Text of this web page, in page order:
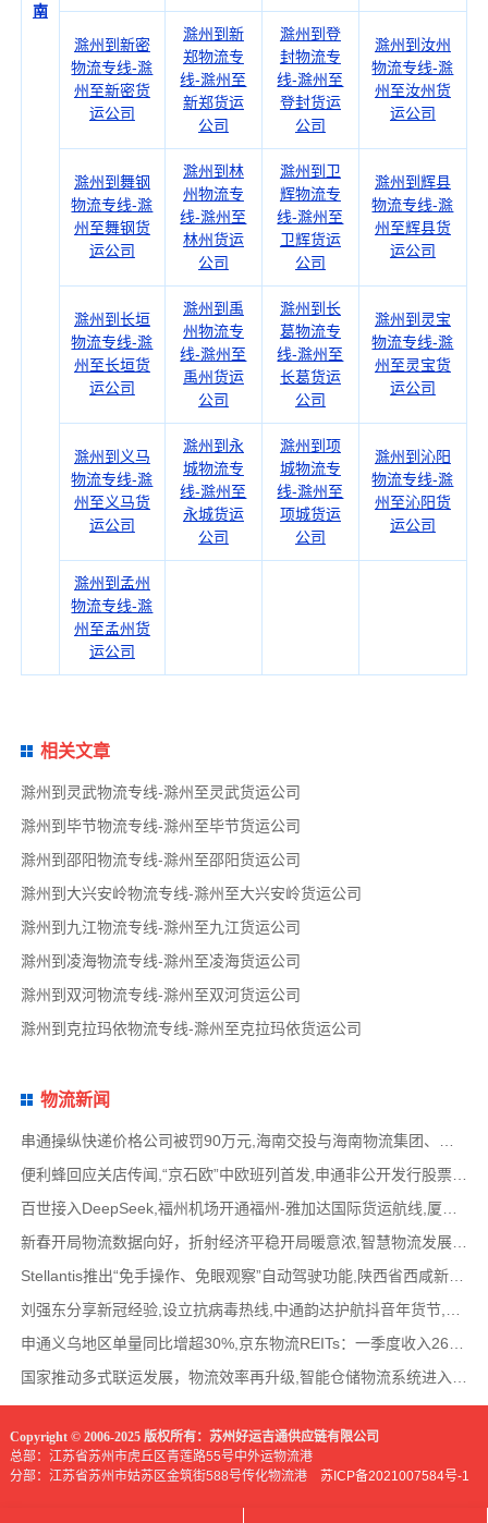
南
滁州到新密
物流专线-滁
州至新密货
运公司
滁州到新
郑物流专
线-滁州至
新郑货运
公司
滁州到登
封物流专
线-滁州至
登封货运
公司
滁州到汝州
物流专线-滁
州至汝州货
运公司
滁州到舞钢
物流专线-滁
州至舞钢货
运公司
滁州到林
州物流专
线-滁州至
林州货运
公司
滁州到卫
辉物流专
线-滁州至
卫辉货运
公司
滁州到辉县
物流专线-滁
州至辉县货
运公司
滁州到长垣
物流专线-滁
州至长垣货
运公司
滁州到禹
州物流专
线-滁州至
禹州货运
公司
滁州到长
葛物流专
线-滁州至
长葛货运
公司
滁州到灵宝
物流专线-滁
州至灵宝货
运公司
滁州到义马
物流专线-滁
州至义马货
运公司
滁州到永
城物流专
线-滁州至
永城货运
公司
滁州到项
城物流专
线-滁州至
项城货运
公司
滁州到沁阳
物流专线-滁
州至沁阳货
运公司
滁州到孟州
物流专线-滁
州至孟州货
运公司
相关文章
滁州到灵武物流专线-滁州至灵武货运公司
滁州到毕节物流专线-滁州至毕节货运公司
滁州到邵阳物流专线-滁州至邵阳货运公司
滁州到大兴安岭物流专线-滁州至大兴安岭货运公司
滁州到九江物流专线-滁州至九江货运公司
滁州到凌海物流专线-滁州至凌海货运公司
滁州到双河物流专线-滁州至双河货运公司
滁州到克拉玛依物流专线-滁州至克拉玛依货运公司
物流新闻
便利蜂回应关店传闻,“京石欧”中欧班列首发,申通非公开发行股票方案失效,老挝中通和老挝
百世接入DeepSeek,福州机场开通福州-雅加达国际货运航线,厦门拟立法保障网约配送员劳动权益
新春开局物流数据向好，折射经济平稳开局暖意浓,智慧物流发展迅猛，新一代信息技术深度融
Stellantis推出“免手操作、免眼观察”自动驾驶功能,陕西省西咸新区公示首批智能网联道路测试
Copyright © 2006-2025 版权所有：苏州好运吉通供应链有限公司
总部：江苏省苏州市虎丘区青莲路55号中外运物流港
分部：江苏省苏州市姑苏区金筑街588号传化物流港 苏ICP备2021007584号-1